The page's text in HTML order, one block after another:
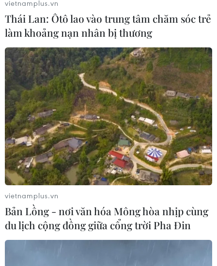
vietnamplus.vn
Thái Lan: Ôtô lao vào trung tâm chăm sóc trẻ
làm khoảng nạn nhân bị thương
vietnamplus.vn
Bản Lồng - nơi văn hóa Mông hòa nhịp cùng
du lịch cộng đồng giữa cổng trời Pha Đin